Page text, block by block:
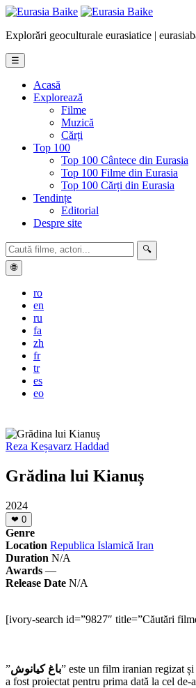
Explorări geoculturale eurasiatice |
☰
Acasă
Explorează
Filme
Muzică
Cărți
Top 100
Top 100 Cântece din Eurasia
Top 100 Filme din Eurasia
Top 100 Cărți din Eurasia
Tendințe
Editorial
Despre site
🔍
🌐
ro
en
ru
fa
zh
fr
tr
es
eo
Reza Keșavarz Haddad
Grădina lui Kianuș
2024
❤ 0
Genre
Location Republica Islamică Iran
Duration N/A
Awards —
Release Date N/A
[ivory-search id=”9827″ title=”Căutări
”باغ کیانوش” este un film iranian regizat
a fost proiectat pentru prima dată la cel